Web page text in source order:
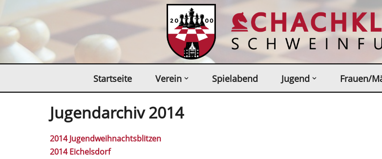
Zum
Inhalt
springen
Startseite Verein Spielabend Jugend Frauen/
Jugendarchiv 2014
2014 Jugendweihnachtsblitzen
2014 Eichelsdorf